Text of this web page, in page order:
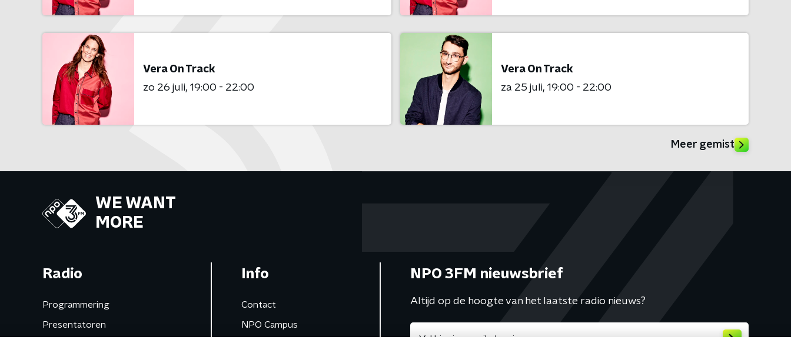
Vera On Track
zo 26 juli 19:00 - 22:00
Vera On Track
za 25 juli 19:00 - 22:00
Meer gemist
WE WANT
MORE
Radio
Programmering
Presentatoren
Info
Contact
NPO Campus
NPO 3FM nieuwsbrief
Altijd op de hoogte van het laatste radio nieuws?